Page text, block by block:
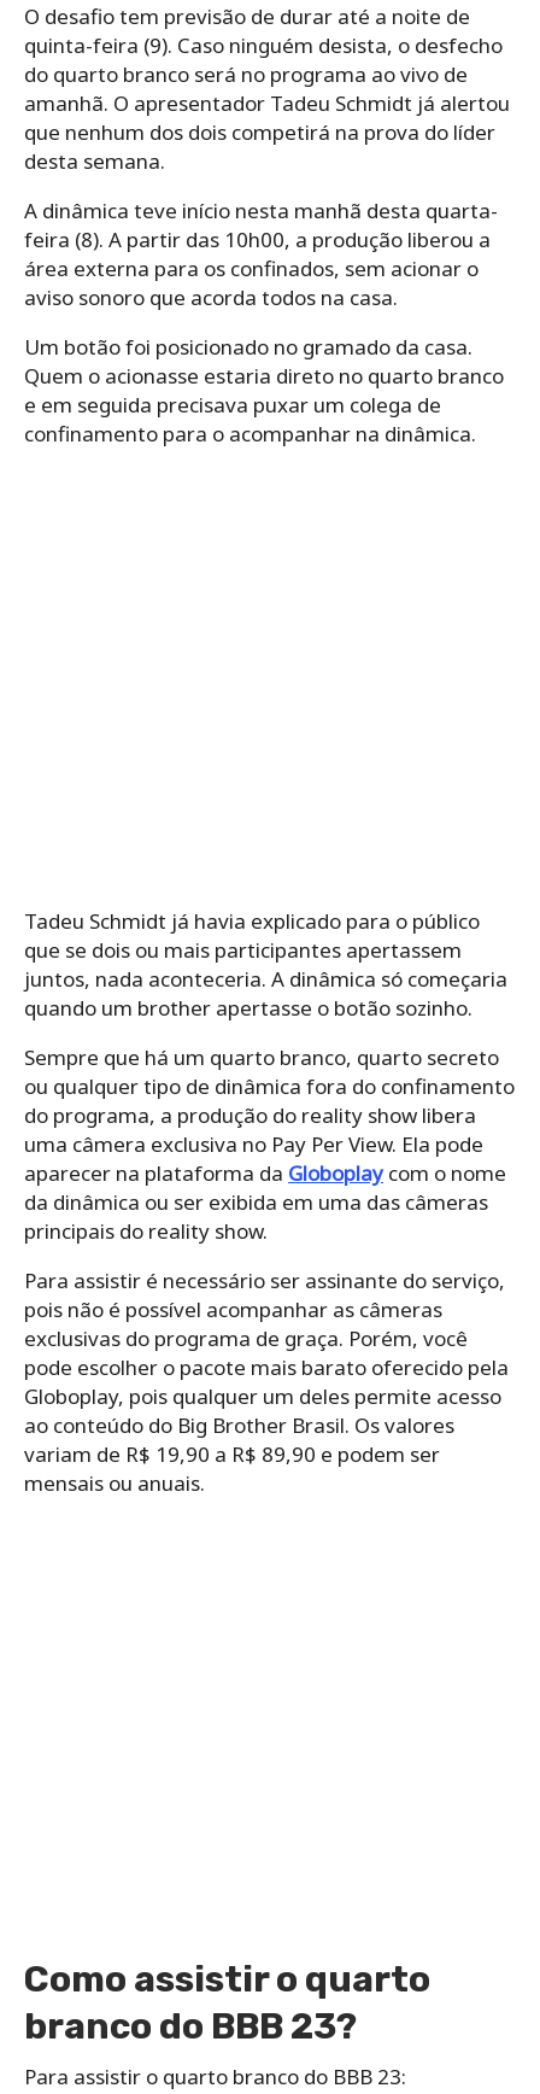
O desafio tem previsão de durar até a noite de
quinta-feira (9). Caso ninguém desista, o desfecho
do quarto branco será no programa ao vivo de
amanhã. O apresentador Tadeu Schmidt já alertou
que nenhum dos dois competirá na prova do líder
desta semana.
A dinâmica teve início nesta manhã desta quarta-
feira (8). A partir das 10h00, a produção liberou a
área externa para os confinados, sem acionar o
aviso sonoro que acorda todos na casa.
Um botão foi posicionado no gramado da casa.
Quem o acionasse estaria direto no quarto branco
e em seguida precisava puxar um colega de
confinamento para o acompanhar na dinâmica.
Tadeu Schmidt já havia explicado para o público
que se dois ou mais participantes apertassem
juntos, nada aconteceria. A dinâmica só começaria
quando um brother apertasse o botão sozinho.
Sempre que há um quarto branco, quarto secreto
ou qualquer tipo de dinâmica fora do confinamento
do programa, a produção do reality show libera
uma câmera exclusiva no Pay Per View. Ela pode
aparecer na plataforma da Globoplaycom o nome
da dinâmica ou ser exibida em uma das câmeras
principais do reality show.
Para assistir é necessário ser assinante do serviço,
pois não é possível acompanhar as câmeras
exclusivas do programa de graça. Porém, você
pode escolher o pacote mais barato oferecido pela
Globoplay, pois qualquer um deles permite acesso
ao conteúdo do Big Brother Brasil. Os valores
variam de R$ 19,90 a R$ 89,90 e podem ser
mensais ou anuais.
Como assistir o quarto
branco do BBB 23?
Para assistir o quarto branco do BBB 23: